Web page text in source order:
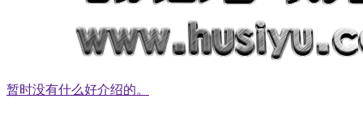
暂时没有什么好介绍的。